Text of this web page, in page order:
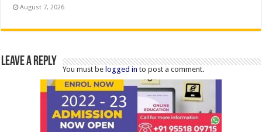
August 7, 2026
Leave a Reply
You must belogged in to post a comment.